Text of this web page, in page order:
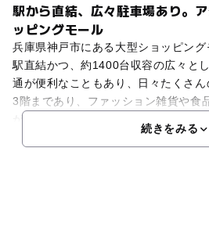
駅から直結、広々駐車場あり。
ッピングモール
兵庫県神戸市にある大型ショッピン
駅直結かつ、約1400台収容の広々と
通が便利なこともあり、日々たくさ
3階まであり、ファッション雑貨や食
続きをみる